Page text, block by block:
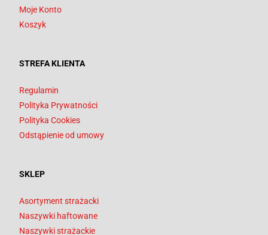
Moje Konto
Koszyk
STREFA KLIENTA
Regulamin
Polityka Prywatności
Polityka Cookies
Odstąpienie od umowy
SKLEP
Asortyment strażacki
Naszywki haftowane
Naszywki strażackie